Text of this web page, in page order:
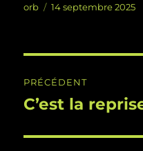
Auteur
orb
Publié
14 septembre 2025
de
PRÉCÉDENT
Publication
C’est la